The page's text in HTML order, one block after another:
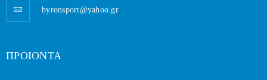
byronsport@yahoo.gr
ΠΡΟΙΟΝΤΑ